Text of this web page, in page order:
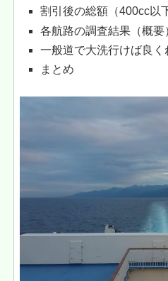
割引後の総額（400cc以
各航路の調査結果（概要
一般道で大洗行けば良
まとめ